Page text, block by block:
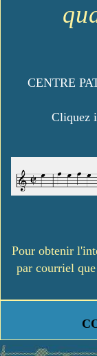
CENTRE
Cliquez
Pour obtenir
par courriel
https://